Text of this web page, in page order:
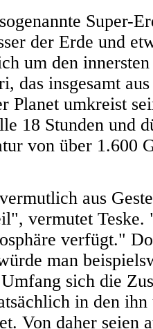
Super-
der Erde und
um den
das insgesamt
Planet umkreist
18 Stunden und
von über 1.600
aus
vermutet
verfügt."
man
sich die
in den ihn
Von daher seien